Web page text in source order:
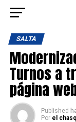
SALTA
Turnos a
página
Published
Por el